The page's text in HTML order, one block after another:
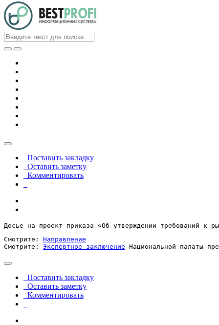
Поставить закладку
Оставить заметку
Комментировать
Досье на проект приказа «Об утверждении требований к
Смотрите: Направление
Смотрите: Экспертное заключение Национальной палаты
Поставить закладку
Оставить заметку
Комментировать